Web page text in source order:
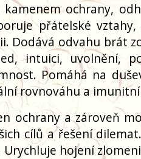
ochrany,
přátelské
Dodává odvahu brát
intuici, uvolnění,
Pomáhá na
rovnováhu a
ochrany a zároveň
cílů a řešení
hojení